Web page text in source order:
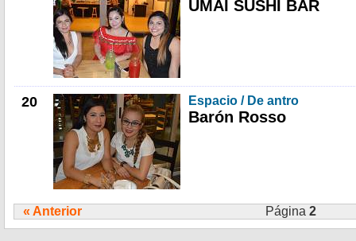
UMAI SUSHI BAR
20 Espacio / De antro
Barón Rosso
« Anterior Página2